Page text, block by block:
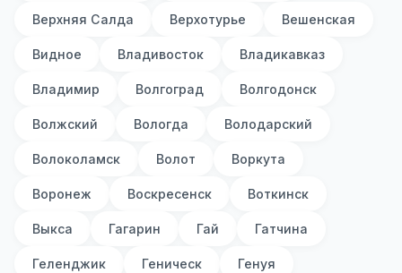
Верхняя Салда Верхотурье Вешенская
Видное Владивосток Владикавказ
Владимир Волгоград Волгодонск
Волжский Вологда Володарский
Волоколамск Волот Воркута
Воронеж Воскресенск Воткинск
Выкса Гагарин Гай Гатчина
Геленджик Геническ Генуя